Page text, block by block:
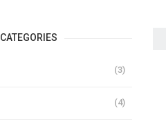
CATEGORIES
(3)
(4)